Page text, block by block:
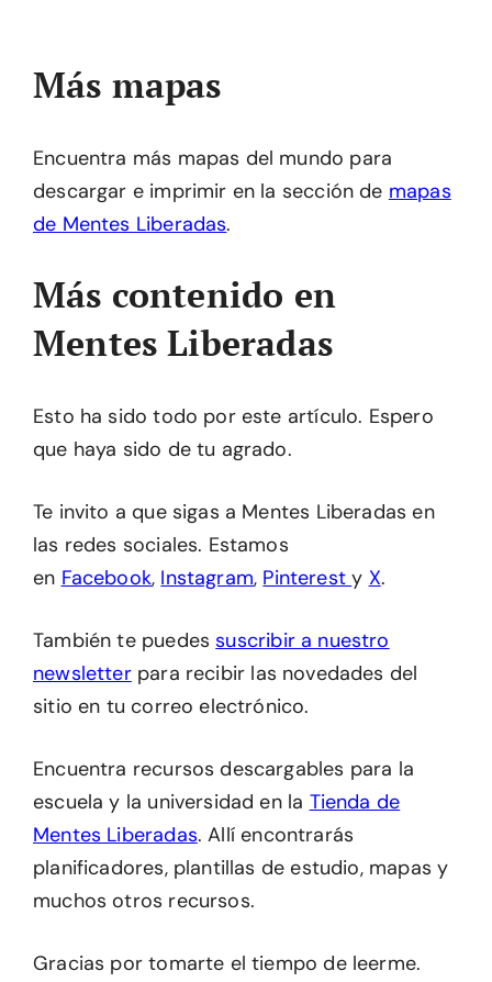
Más mapas
Encuentra más mapas del mundo para
descargar e imprimir en la sección de mapas
de Mentes Liberadas.
Más contenido en
Mentes Liberadas
Esto ha sido todo por este artículo. Espero
que haya sido de tu agrado.
Te invito a que sigas a Mentes Liberadas en
las redes sociales. Estamos
en Facebook, Instagram, Pinteresty X.
También te puedessuscribir a nuestro
newsletterpara recibir las novedades del
sitio en tu correo electrónico.
Encuentra recursos descargables para la
escuela y la universidad en la Tienda de
Mentes Liberadas. Allí encontrarás
planificadores, plantillas de estudio, mapas y
muchos otros recursos.
Gracias por tomarte el tiempo de leerme.